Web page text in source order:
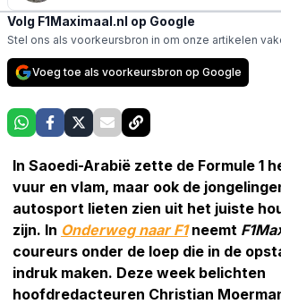
Volg F1Maximaal.nl op Google
Stel ons als voorkeursbron in om onze artikelen
Voeg toe als voorkeursbron op Google
In Saoedi-Arabië zette de Formule 1
vuur en vlam, maar ook de
autosport lieten zien uit het juiste
zijn. In Onderweg naar F1neemt
coureurs onder de loep die in de
indruk maken. Deze week belichten
hoofdredacteuren Christian